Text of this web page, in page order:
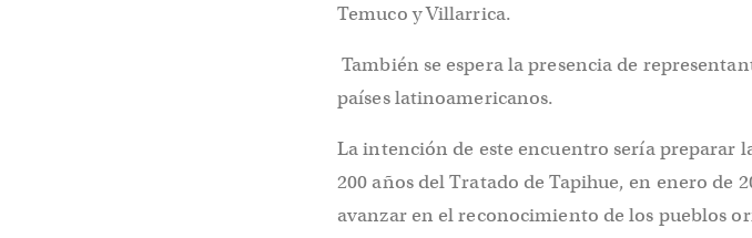
Temuco y Villarrica.
También se espera la presencia de
países latinoamericanos.
La intención de este encuentro sería preparar
200 años del Tratado de Tapihue, en enero de
avanzar en el reconocimiento de los pueblos